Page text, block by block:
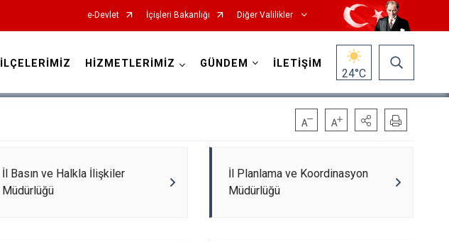
e-Devlet İçişleri Bakanlığı Diğer Valilikler
İLÇELERİMİZ HİZMETLERİMİZ GÜNDEM İLETİŞİM
24°C
İl Basın ve Halkla İlişkiler
Müdürlüğü
İl Planlama ve Koordinasyon
Müdürlüğü